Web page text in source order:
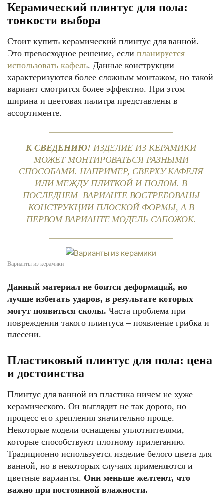
Керамический плинтус для пола:
тонкости выбора
Стоит купить керамический плинтус для ванной.
Это превосходное решение, если планируется
использовать кафель. Данные конструкции
характеризуются более сложным монтажом, но такой
вариант смотрится более эффектно. При этом
ширина и цветовая палитра представлены в
ассортименте.
К СВЕДЕНИЮ! ИЗДЕЛИЕ ИЗ КЕРАМИКИ
МОЖЕТ МОНТИРОВАТЬСЯ РАЗНЫМИ
СПОСОБАМИ. НАПРИМЕР, СВЕРХУ КАФЕЛЯ
ИЛИ МЕЖДУ ПЛИТКОЙ И ПОЛОМ. В
ПОСЛЕДНЕМ ВАРИАНТЕ ВОСТРЕБОВАНЫ
КОНСТРУКЦИИ ПЛОСКОЙ ФОРМЫ, А В
ПЕРВОМ ВАРИАНТЕ МОДЕЛЬ САПОЖОК.
Варианты из керамики
Данный материал не боится деформаций, но
лучше избегать ударов, в результате которых
могут появиться сколы. Часта проблема при
повреждении такого плинтуса – появление грибка и
плесени.
Пластиковый плинтус для пола: цена
и достоинства
Плинтус для ванной из пластика ничем не хуже
керамического. Он выглядит не так дорого, но
процесс его крепления значительно проще.
Некоторые модели оснащены уплотнителями,
которые способствуют плотному прилеганию.
Традиционно используется изделие белого цвета для
ванной, но в некоторых случаях применяются и
цветные варианты. Они меньше желтеют, что
важно при постоянной влажности.